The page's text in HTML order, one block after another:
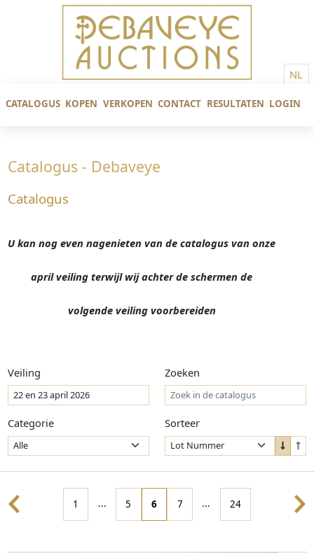
NL
CATALOGUS KOPEN VERKOPEN CONTACT RESULTATEN LOGIN
Catalogus - Debaveye
Catalogus
U kan nog even nagenieten van de catalogus van onze
april veiling terwijl wij achter de schermen de
volgende veiling voorbereiden
Veiling Zoeken
Categorie
Sorteer
Sort
Down
Up
1 ... 5 6 7 ... 24